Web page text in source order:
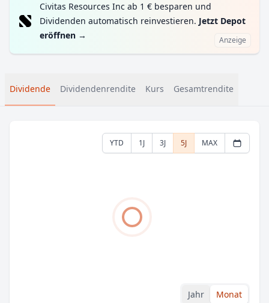
Civitas Resources Inc ab 1 € besparen und
Dividenden automatisch reinvestieren. Jetzt Depot
eröffnen → Anzeige
Dividende Dividendenrendite Kurs Gesamtrendite
YTD 1J 3J 5J MAX
Jahr Monat